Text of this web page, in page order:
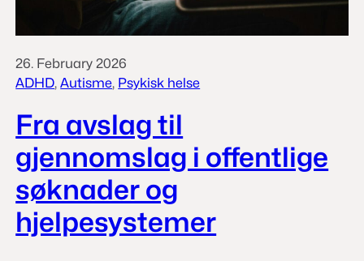
26. February 2026
ADHD, Autisme, Psykisk helse
Fra avslag til
gjennomslag i offentlige
søknader og
hjelpesystemer